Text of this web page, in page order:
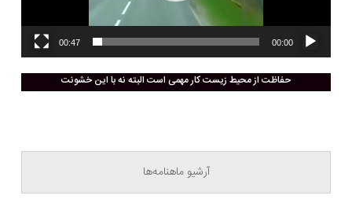
00:00
00:47
حفاظت از محیط زیست کار مهمی است البته نه با این خشونت
آرشیو ماهنامه‌ها